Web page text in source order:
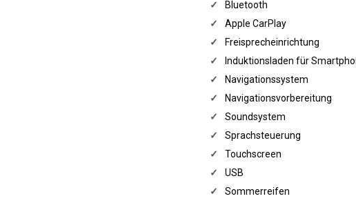
✓
Bluetooth
✓
Apple CarPlay
✓
Freisprecheinrichtung
✓
Induktionsladen für
✓
Navigationssystem
✓
Navigationsvorbereitung
✓
Soundsystem
✓
Sprachsteuerung
✓
Touchscreen
✓
USB
✓
Sommerreifen